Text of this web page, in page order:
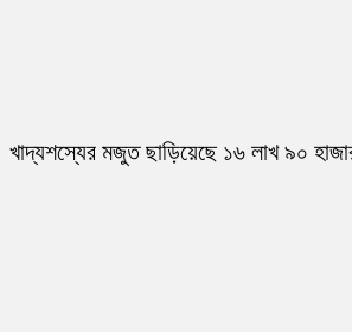
খাদ্যশস্যের মজুত ছাড়িয়েছে ১৬ লাখ ৯০